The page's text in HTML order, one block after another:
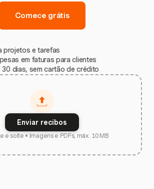
Comece grátis
projetos e tarefas
em faturas para clientes
dias, sem cartão de crédito
Enviar recibos
e solte • Imagens e PDFs, máx. 10 MB